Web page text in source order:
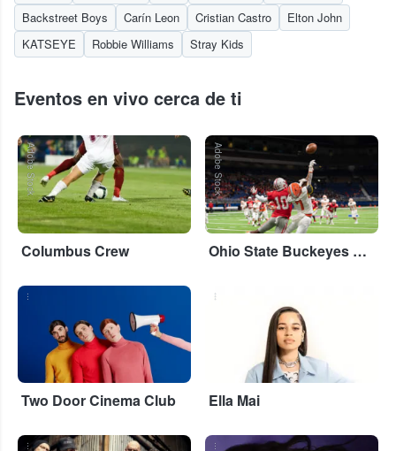
Backstreet Boys
Carín Leon Cristian Castro
Elton John
KATSEYE
Robbie Williams Stray Kids
Eventos en vivo cerca de ti
Adobe Stock
Columbus Crew
Adobe Stock
Ohio State Buckeyes Football
...
Two Door Cinema Club
...
Ella Mai
... ...